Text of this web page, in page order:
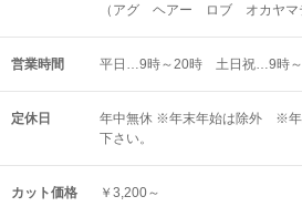
（アグ ヘアー ロブ オカヤマ
営業時間 平日…9時～20時 土日祝…9時
定休日
年中無休 ※年末年始は除外 ※年
下さい。
カット価格 ￥3,200～